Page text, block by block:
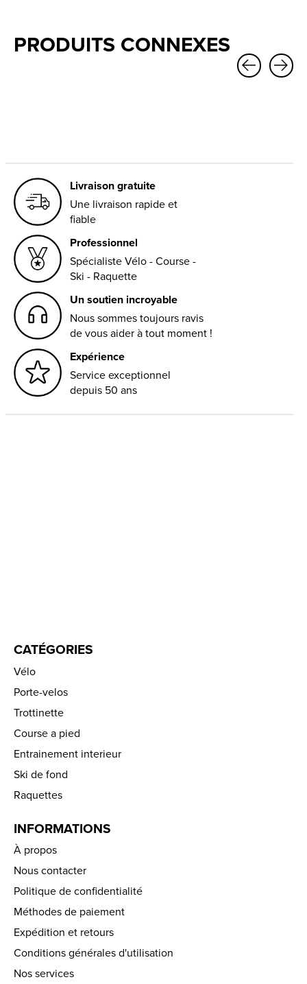
PRODUITS CONNEXES
Livraison gratuite
Une livraison rapide et
fiable
Professionnel
Spécialiste Vélo - Course -
Ski - Raquette
Un soutien incroyable
Nous sommes toujours ravis
de vous aider à tout moment !
Expérience
Service exceptionnel
depuis 50 ans
CATÉGORIES
Vélo
Porte-velos
Trottinette
Course a pied
Entrainement interieur
Ski de fond
Raquettes
INFORMATIONS
À propos
Nous contacter
Politique de confidentialité
Méthodes de paiement
Expédition et retours
Conditions générales d'utilisation
Nos services